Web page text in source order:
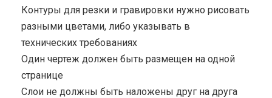
Контуры для резки и гравировки нужно рисовать
разными цветами, либо указывать в
технических требованиях
Один чертеж должен быть размещен на одной
странице
Cлои не должны быть наложены друг на друга